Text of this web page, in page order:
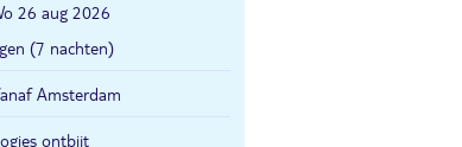
26 aug 2026
(7 nachten)
Amsterdam
ontbijt